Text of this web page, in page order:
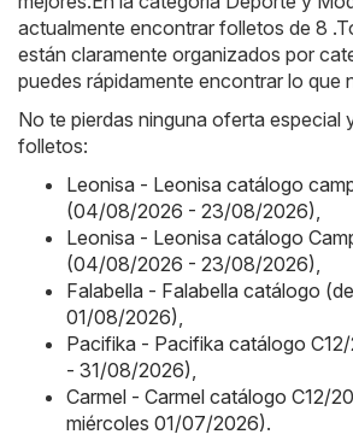
actualmente encontrar folletos de 8
están claramente organizados por
puedes rápidamente encontrar lo que
No te pierdas ninguna oferta especial
folletos:
Leonisa - Leonisa catálogo
(04/08/2026 - 23/08/2026),
Leonisa - Leonisa catálogo
(04/08/2026 - 23/08/2026),
Falabella - Falabella catálogo
01/08/2026),
Pacifika - Pacifika catálogo
- 31/08/2026),
Carmel - Carmel catálogo C12/
miércoles 01/07/2026).